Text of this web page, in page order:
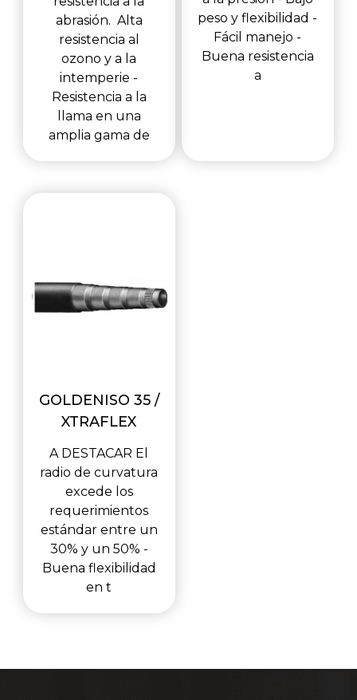
abrasión. Alta
resistencia al
ozono y a la
intemperie -
Resistencia a la
llama en una
amplia gama de
peso y flexibilidad -
Fácil manejo -
Buena resistencia
a
GOLDENISO 35 /
XTRAFLEX
A DESTACAR El
radio de curvatura
excede los
requerimientos
estándar entre un
30% y un 50% -
Buena flexibilidad
en t